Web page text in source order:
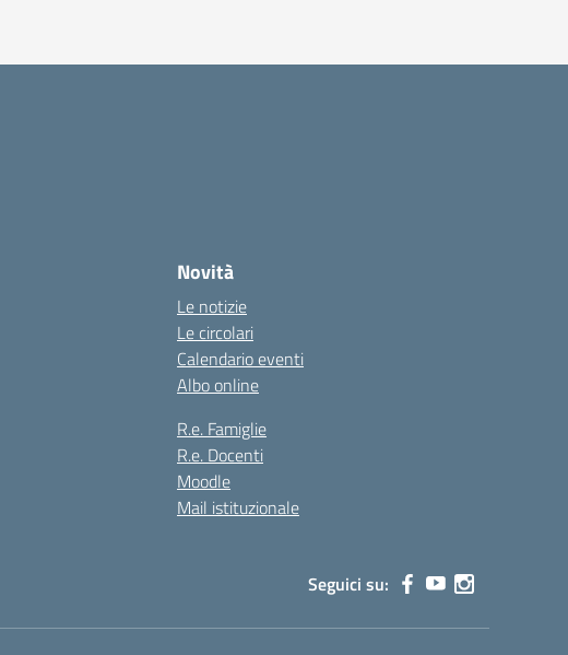
Novità
Le notizie
Le circolari
Calendario eventi
Albo online
R.e. Famiglie
R.e. Docenti
Moodle
Mail istituzionale
Seguici su: